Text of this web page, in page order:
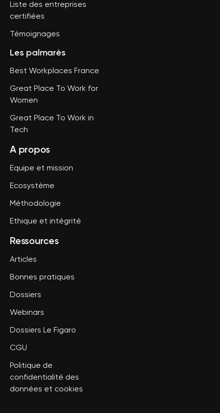
Liste des entreprises
certifiées
Témoignages
Les palmarès
Best Workplaces France
Great Place To Work for
Women
Great Place To Work in
Tech
A propos
Equipe et mission
Ecosystème
Méthodologie
Ethique et intégrité
Ressources
Articles
Bonnes pratiques
Dossiers
Webinars
Dossiers Le Figaro
CGU
Politique de
confidentialité des
données et cookies